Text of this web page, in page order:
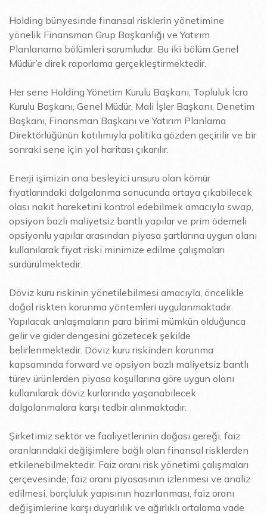
Holding bünyesinde finansal risklerin yönetimine
yönelik Finansman Grup Başkanlığı ve Yatırım
Planlanama bölümleri sorumludur. Bu iki bölüm Genel
Müdür’e direk raporlama gerçekleştirmektedir.
Her sene Holding Yönetim Kurulu Başkanı, Topluluk İcra
Kurulu Başkanı, Genel Müdür, Mali İşler Başkanı, Denetim
Başkanı, Finansman Başkanı ve Yatırım Planlama
Direktörlüğünün katılımıyla politika gözden geçirilir ve bir
sonraki sene için yol haritası çıkarılır.
Enerji işimizin ana besleyici unsuru olan kömür
fiyatlarındaki dalgalanma sonucunda ortaya çıkabilecek
olası nakit hareketini kontrol edebilmek amacıyla swap,
opsiyon bazlı maliyetsiz bantlı yapılar ve prim ödemeli
opsiyonlu yapılar arasından piyasa şartlarına uygun olanı
kullanılarak fiyat riski minimize edilme çalışmaları
sürdürülmektedir.
Döviz kuru riskinin yönetilebilmesi amacıyla, öncelikle
doğal riskten korunma yöntemleri uygulanmaktadır.
Yapılacak anlaşmaların para birimi mümkün olduğunca
gelir ve gider dengesini gözetecek şekilde
belirlenmektedir. Döviz kuru riskinden korunma
kapsamında forward ve opsiyon bazlı maliyetsiz bantlı
türev ürünlerden piyasa koşullarına göre uygun olanı
kullanılarak döviz kurlarında yaşanabilecek
dalgalanmalara karşı tedbir alınmaktadır.
Şirketimiz sektör ve faaliyetlerinin doğası gereği, faiz
oranlarındaki değişimlere bağlı olan finansal risklerden
etkilenebilmektedir. Faiz oranı risk yönetimi çalışmaları
çerçevesinde; faiz oranı piyasasının izlenmesi ve analiz
edilmesi, borçluluk yapısının hazırlanması, faiz oranı
değişimlerine karşı duyarlılık ve ağırlıklı ortalama vade